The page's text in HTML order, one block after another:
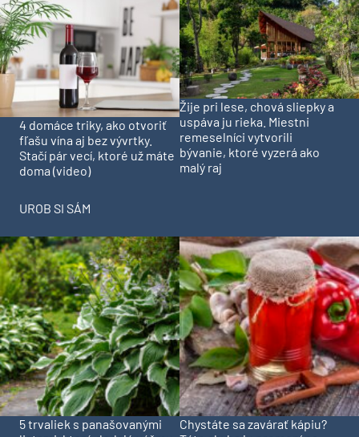
4 domáce triky, ako otvoriť
fľašu vína aj bez vývrtky.
Stačí pár vecí, ktoré už máte
doma (video)
Žije pri lese, chová sliepky a
uspáva ju rieka. Miestni
remeselníci vytvorili
bývanie, ktoré vyzerá ako
malý raj
UROB SI SÁM
5 trvaliek s panašovanými
Chystáte sa zavárať kápiu?